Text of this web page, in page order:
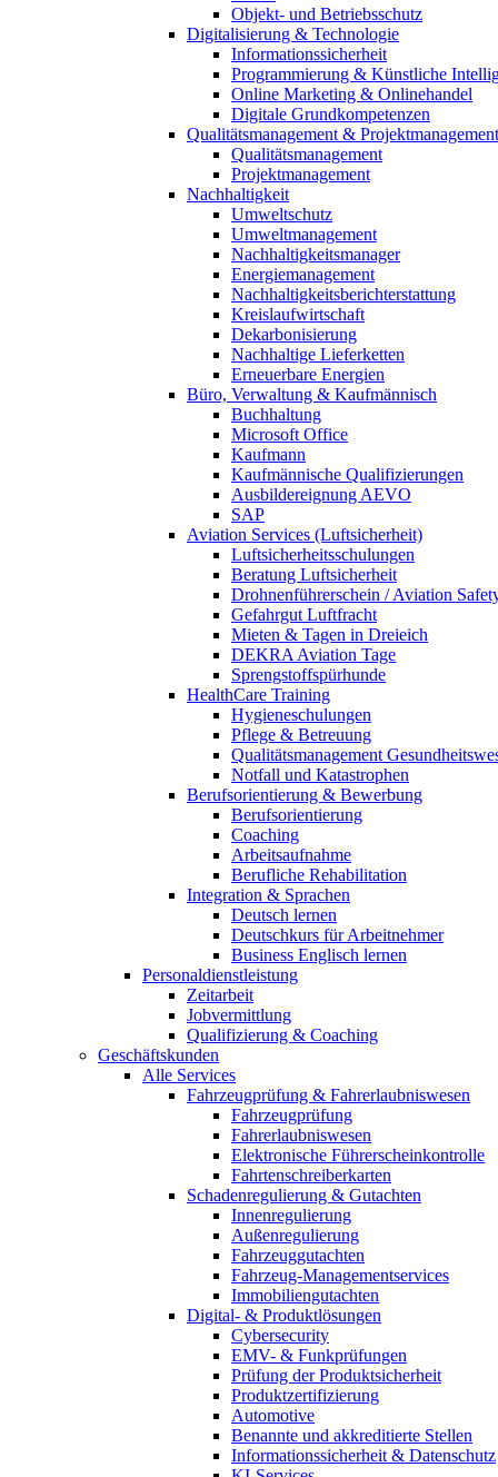
Objekt- und Betriebsschutz
Digitalisierung & Technologie
Informationssicherheit
Programmierung & Künstliche
Online Marketing & Onlinehandel
Digitale Grundkompetenzen
Qualitätsmanagement & Projektmanagement
Qualitätsmanagement
Projektmanagement
Nachhaltigkeit
Umweltschutz
Umweltmanagement
Nachhaltigkeitsmanager
Energiemanagement
Nachhaltigkeitsberichterstattung
Kreislaufwirtschaft
Dekarbonisierung
Nachhaltige Lieferketten
Erneuerbare Energien
Büro, Verwaltung & Kaufmännisch
Buchhaltung
Microsoft Office
Kaufmann
Kaufmännische Qualifizierungen
Ausbildereignung AEVO
SAP
Aviation Services (Luftsicherheit)
Luftsicherheitsschulungen
Beratung Luftsicherheit
Drohnenführerschein / Aviation
Gefahrgut Luftfracht
Mieten & Tagen in Dreieich
DEKRA Aviation Tage
Sprengstoffspürhunde
HealthCare Training
Hygieneschulungen
Pflege & Betreuung
Qualitätsmanagement
Notfall und Katastrophen
Berufsorientierung & Bewerbung
Berufsorientierung
Coaching
Arbeitsaufnahme
Berufliche Rehabilitation
Integration & Sprachen
Deutsch lernen
Deutschkurs für Arbeitnehmer
Business Englisch lernen
Personaldienstleistung
Zeitarbeit
Jobvermittlung
Qualifizierung & Coaching
Geschäftskunden
Alle Services
Fahrzeugprüfung & Fahrerlaubniswesen
Fahrzeugprüfung
Fahrerlaubniswesen
Elektronische Führerscheinkontrolle
Fahrtenschreiberkarten
Schadenregulierung & Gutachten
Innenregulierung
Außenregulierung
Fahrzeuggutachten
Fahrzeug-Managementservices
Immobiliengutachten
Digital- & Produktlösungen
Cybersecurity
EMV- & Funkprüfungen
Prüfung der Produktsicherheit
Produktzertifizierung
Automotive
Benannte und akkreditierte Stellen
Informationssicherheit & Datenschutz